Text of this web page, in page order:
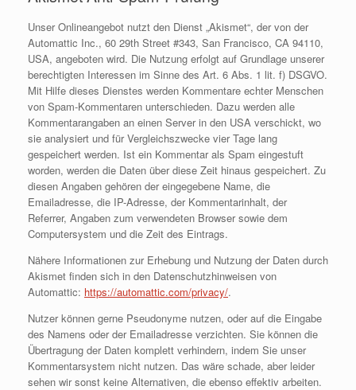
Unser Onlineangebot nutzt den Dienst „Akismet“, der von der
Automattic Inc., 60 29th Street #343, San Francisco, CA 94110,
USA, angeboten wird. Die Nutzung erfolgt auf Grundlage unserer
berechtigten Interessen im Sinne des Art. 6 Abs. 1 lit. f) DSGVO.
Mit Hilfe dieses Dienstes werden Kommentare echter Menschen
von Spam-Kommentaren unterschieden. Dazu werden alle
Kommentarangaben an einen Server in den USA verschickt, wo
sie analysiert und für Vergleichszwecke vier Tage lang
gespeichert werden. Ist ein Kommentar als Spam eingestuft
worden, werden die Daten über diese Zeit hinaus gespeichert. Zu
diesen Angaben gehören der eingegebene Name, die
Emailadresse, die IP-Adresse, der Kommentarinhalt, der
Referrer, Angaben zum verwendeten Browser sowie dem
Computersystem und die Zeit des Eintrags.
Nähere Informationen zur Erhebung und Nutzung der Daten durch
Akismet finden sich in den Datenschutzhinweisen von
Automattic: https://automattic.com/privacy/.
Nutzer können gerne Pseudonyme nutzen, oder auf die Eingabe
des Namens oder der Emailadresse verzichten. Sie können die
Übertragung der Daten komplett verhindern, indem Sie unser
Kommentarsystem nicht nutzen. Das wäre schade, aber leider
sehen wir sonst keine Alternativen, die ebenso effektiv arbeiten.